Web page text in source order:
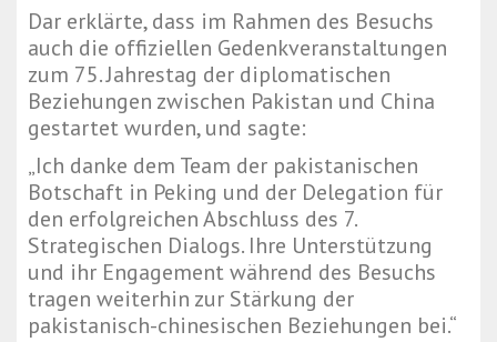
Dar erklärte, dass im Rahmen des Besuchs
auch die offiziellen Gedenkveranstaltungen
zum 75. Jahrestag der diplomatischen
Beziehungen zwischen Pakistan und China
gestartet wurden, und sagte:
„Ich danke dem Team der pakistanischen
Botschaft in Peking und der Delegation für
den erfolgreichen Abschluss des 7.
Strategischen Dialogs. Ihre Unterstützung
und ihr Engagement während des Besuchs
tragen weiterhin zur Stärkung der
pakistanisch-chinesischen Beziehungen bei.“